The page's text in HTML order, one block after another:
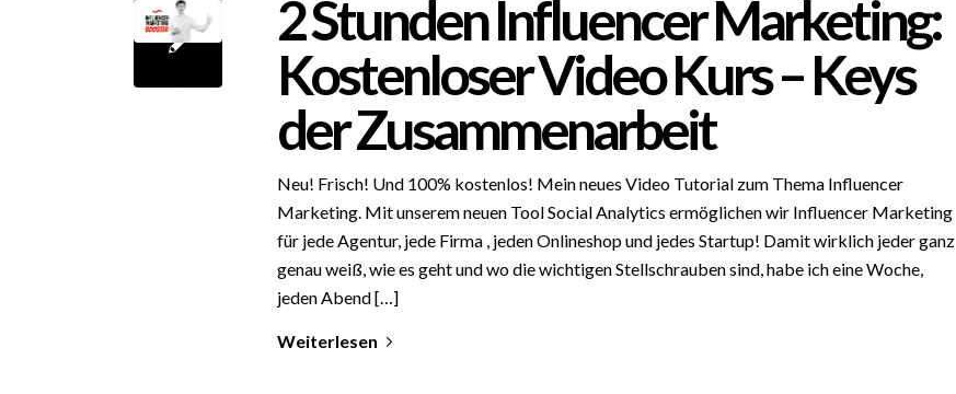
2 Stunden Influencer Marketing:
Kostenloser Video Kurs – Keys
der Zusammenarbeit
Neu! Frisch! Und 100% kostenlos! Mein neues Video Tutorial zum Thema Influencer
Marketing. Mit unserem neuen Tool Social Analytics ermöglichen wir Influencer Marketing
für jede Agentur, jede Firma , jeden Onlineshop und jedes Startup! Damit wirklich jeder ganz
genau weiß, wie es geht und wo die wichtigen Stellschrauben sind, habe ich eine Woche,
jeden Abend […]
Weiterlesen